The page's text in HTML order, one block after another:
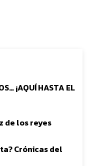
¡AQUÍ HASTA EL
de los reyes
Crónicas del